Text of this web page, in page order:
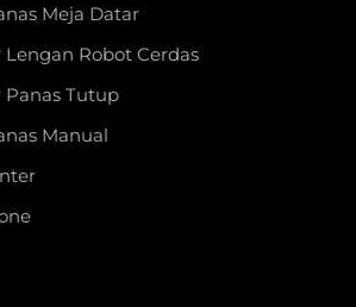
Meja Datar
Lengan Robot Cerdas
Panas Tutup
Manual